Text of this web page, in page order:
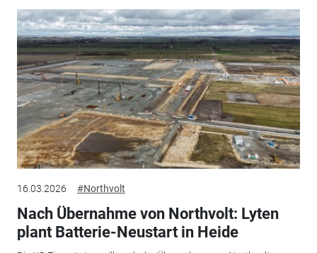
16.03.2026 #Northvolt
Nach Übernahme von Northvolt: Lyten
plant Batterie-Neustart in Heide